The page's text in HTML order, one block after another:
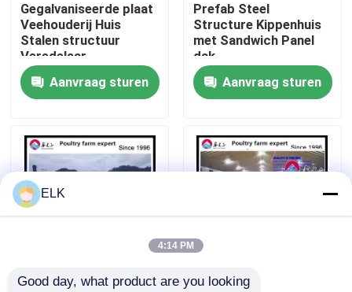
Kwaliteitscontrole
Neem contact met ons op
Nieuws
Gevallen
Staalconstructie magazijn
Gegalvaniseerde plaat
Veehouderij Huis
Stalen structuur
Veredelaar
Kippenhuizen
Aanvraag sturen
Prefab Steel
Structure Kippenhuis
met Sandwich Panel
dak
Aanvraag sturen
EPS geïsoleerd Stalen pluimveehuis
ELK
4:14 PM
Good day, what product are you looking